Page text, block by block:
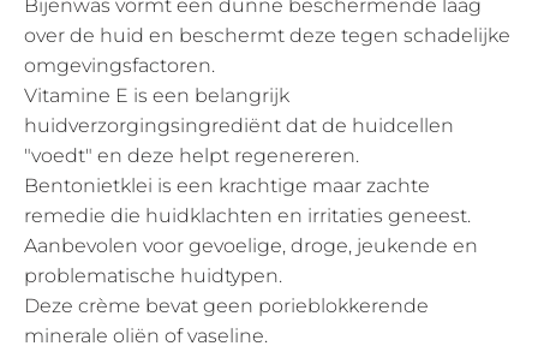
Bijenwas vormt een dunne beschermende laag
over de huid en beschermt deze tegen schadelijke
omgevingsfactoren.
Vitamine E is een belangrijk
huidverzorgingsingrediënt dat de huidcellen
"voedt" en deze helpt regenereren.
Bentonietklei is een krachtige maar zachte
remedie die huidklachten en irritaties geneest.
Aanbevolen voor gevoelige, droge, jeukende en
problematische huidtypen.
Deze crème bevat geen porieblokkerende
minerale oliën of vaseline.